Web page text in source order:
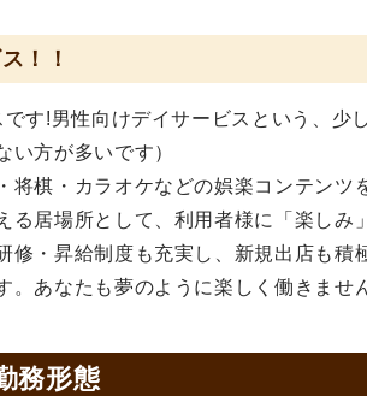
！！
す!男性向けデイサービスという、少
方が多いです）
将棋・カラオケなどの娯楽コンテンツ
居場所として、利用者様に「楽しみ
・昇給制度も充実し、新規出店も積
。あなたも夢のように楽しく働きませ
務形態